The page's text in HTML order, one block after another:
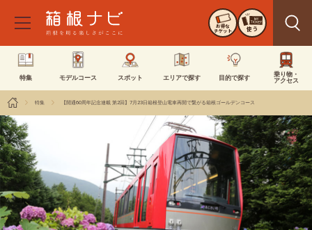
お得な
チケット 使う
特集 モデルコース スポット エリアで探す 目的で探す
乗り物・
アクセス
特集 【開通60周年記念連載 第2回】7月23日箱根登山電車再開で繋がる箱根ゴールデンコース